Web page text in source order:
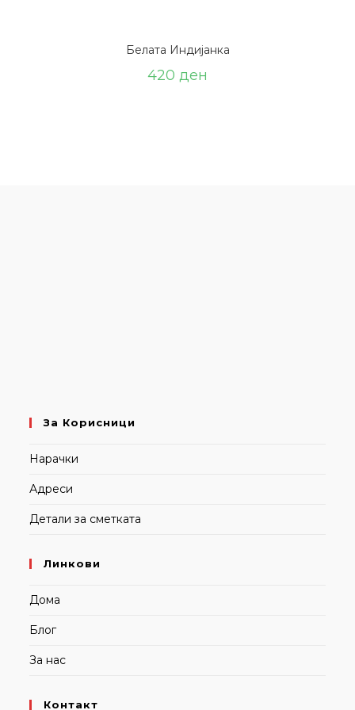
Белата Индијанка
420 ден
За Корисници
Нарачки
Адреси
Детали за сметката
Линкови
Дома
Блог
За нас
Контакт